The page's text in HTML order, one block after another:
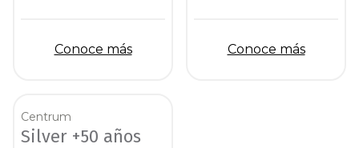
Conoce más Conoce más
Centrum
Silver +50 años